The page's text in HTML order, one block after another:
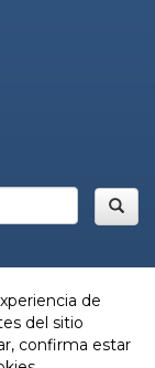
de
del sitio
confirma estar